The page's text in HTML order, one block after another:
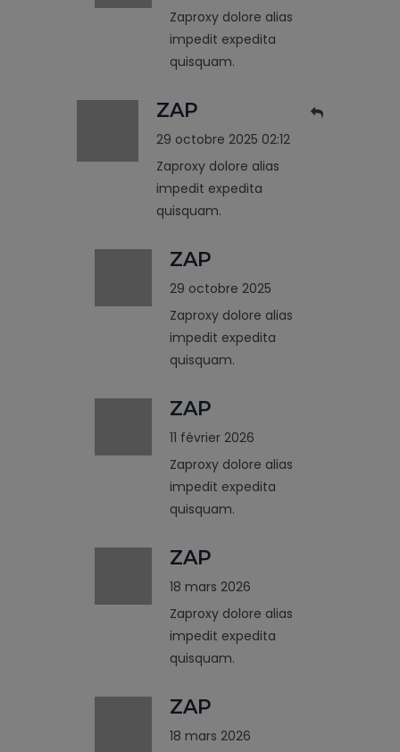
Zaproxy dolore alias
impedit expedita
quisquam.
ZAP
29 octobre 2025 02:12
Zaproxy dolore alias
impedit expedita
quisquam.
ZAP
29 octobre 2025
Zaproxy dolore alias
impedit expedita
quisquam.
ZAP
11 février 2026
Zaproxy dolore alias
impedit expedita
quisquam.
ZAP
18 mars 2026
Zaproxy dolore alias
impedit expedita
quisquam.
ZAP
18 mars 2026